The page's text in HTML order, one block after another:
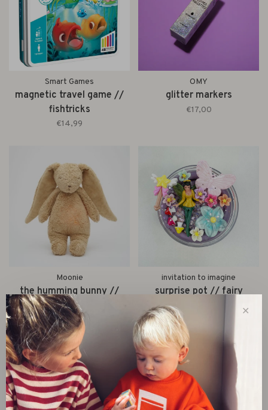
Smart Games
magnetic travel game //
fishtricks
€14,99
OMY
glitter markers
€17,00
Moonie
the humming bunny //
cappuccino
€79,95
invitation to imagine
surprise pot // fairy
✕